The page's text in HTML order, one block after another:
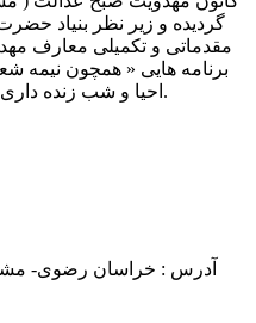
گردیده و زیر نظر بنیاد
مقدماتی و تکمیلی معارف
برنامه هایی « همچون نیمه
احیا و شب زنده داری مهدوی» توفیق خدمت داشته است.